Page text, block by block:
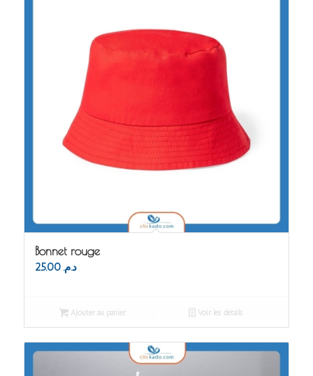
Bonnet rouge
د.م. 25.00
Ajouter au panier Voir les détails